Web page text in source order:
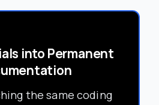
into Permanent
the same coding